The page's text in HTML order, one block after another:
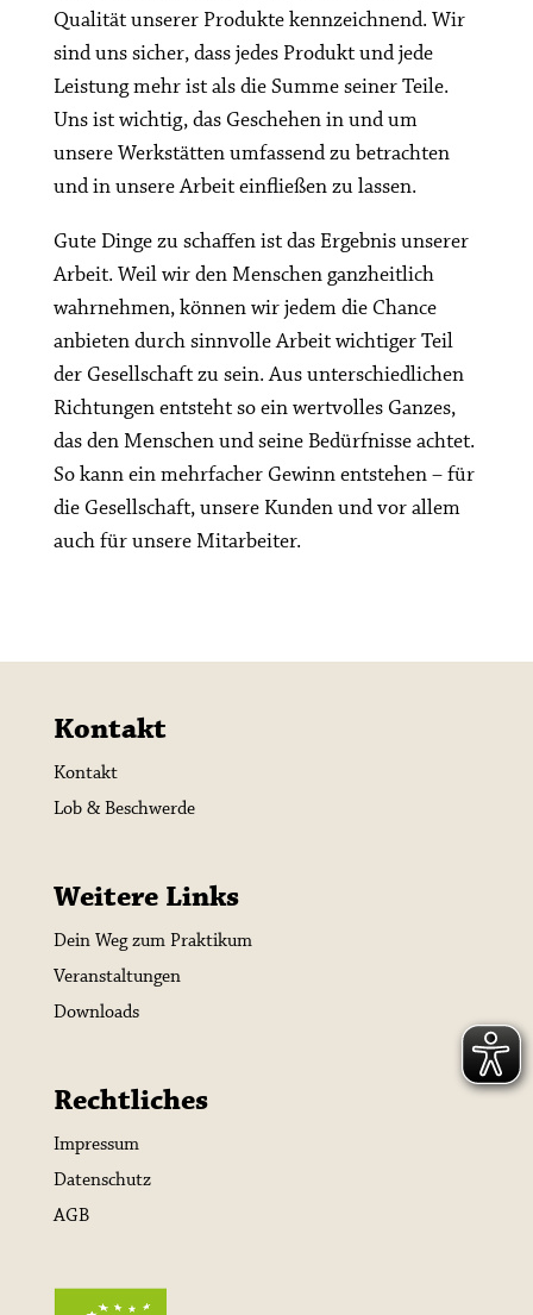
Qualität unserer Produkte kennzeichnend. Wir
sind uns sicher, dass jedes Produkt und jede
Leistung mehr ist als die Summe seiner Teile.
Uns ist wichtig, das Geschehen in und um
unsere Werkstätten umfassend zu betrachten
und in unsere Arbeit einfließen zu lassen.
Gute Dinge zu schaffen ist das Ergebnis unserer
Arbeit. Weil wir den Menschen ganzheitlich
wahrnehmen, können wir jedem die Chance
anbieten durch sinnvolle Arbeit wichtiger Teil
der Gesellschaft zu sein. Aus unterschiedlichen
Richtungen entsteht so ein wertvolles Ganzes,
das den Menschen und seine Bedürfnisse achtet.
So kann ein mehrfacher Gewinn entstehen – für
die Gesellschaft, unsere Kunden und vor allem
auch für unsere Mitarbeiter.
Kontakt
Kontakt
Lob & Beschwerde
Weitere Links
Dein Weg zum Praktikum
Veranstaltungen
Downloads
Rechtliches
Impressum
Datenschutz
AGB